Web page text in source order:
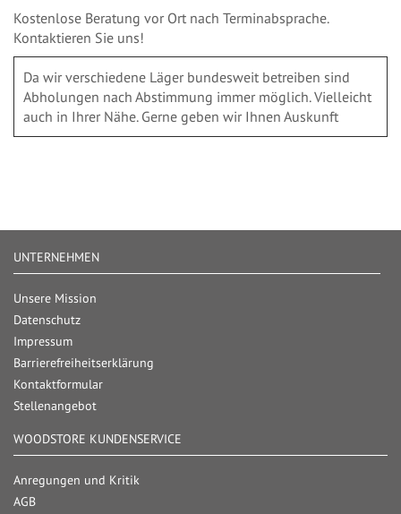
Kostenlose Beratung vor Ort nach Terminabsprache.
Kontaktieren Sie uns!
Da wir verschiedene Läger bundesweit betreiben sind
Abholungen nach Abstimmung immer möglich. Vielleicht
auch in Ihrer Nähe. Gerne geben wir Ihnen Auskunft
UNTERNEHMEN
Unsere Mission
Datenschutz
Impressum
Barrierefreiheitserklärung
Kontaktformular
Stellenangebot
WOODSTORE KUNDENSERVICE
Anregungen und Kritik
AGB